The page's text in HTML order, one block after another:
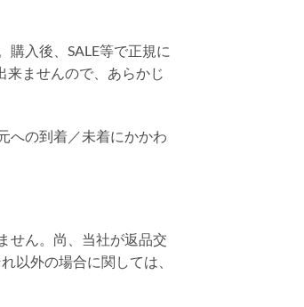
入後、SALE等で正規に
来ませんので、あらかじ
への到着／未着にかかわ
せん。尚、当社が返品交
以外の場合に関しては、